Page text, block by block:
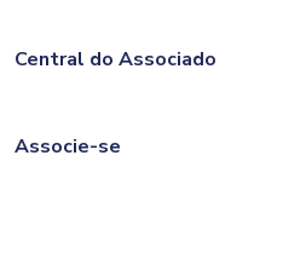
Central do Associado
Associe-se